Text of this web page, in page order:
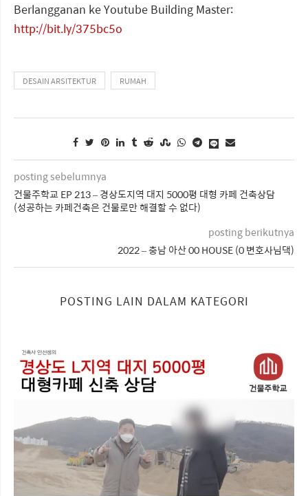
Berlangganan ke Youtube Building Master:
http://bit.ly/375bc5o
DESAIN ARSITEKTUR RUMAH
posting sebelumnya
건물주학교 EP 213 – 경상도지역 대지 5000평 대형 카페 건축상담
(성공하는 카페건축은 건물로만 해결할 수 없다)
posting berikutnya
2022 – 충남 아산 00 HOUSE (0 변호사님댁)
POSTING LAIN DALAM KATEGORI